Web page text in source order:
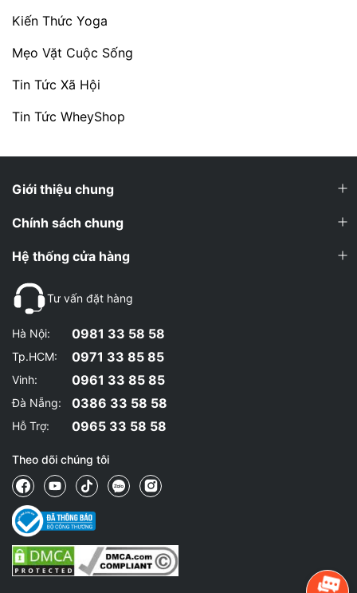
Kiến Thức Yoga
Mẹo Vặt Cuộc Sống
Tin Tức Xã Hội
Tin Tức WheyShop
Giới thiệu chung
Chính sách chung
Hệ thống cửa hàng
Tư vấn đặt hàng
Hà Nội: 0981 33 58 58
Tp.HCM: 0971 33 85 85
Vinh: 0961 33 85 85
Đà Nẵng: 0386 33 58 58
Hỗ Trợ: 0965 33 58 58
Theo dõi chúng tôi